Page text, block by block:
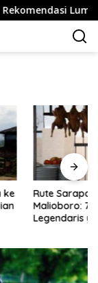
Lumpia
Pagi
7 Menu
yang Masih